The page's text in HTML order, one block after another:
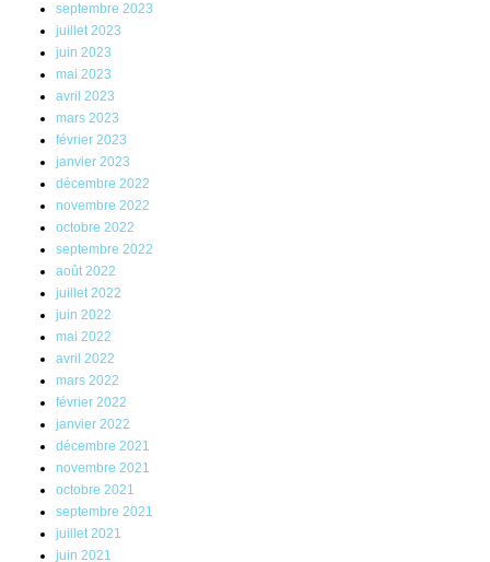
septembre 2023
juillet 2023
juin 2023
mai 2023
avril 2023
mars 2023
février 2023
janvier 2023
décembre 2022
novembre 2022
octobre 2022
septembre 2022
août 2022
juillet 2022
juin 2022
mai 2022
avril 2022
mars 2022
février 2022
janvier 2022
décembre 2021
novembre 2021
octobre 2021
septembre 2021
juillet 2021
juin 2021